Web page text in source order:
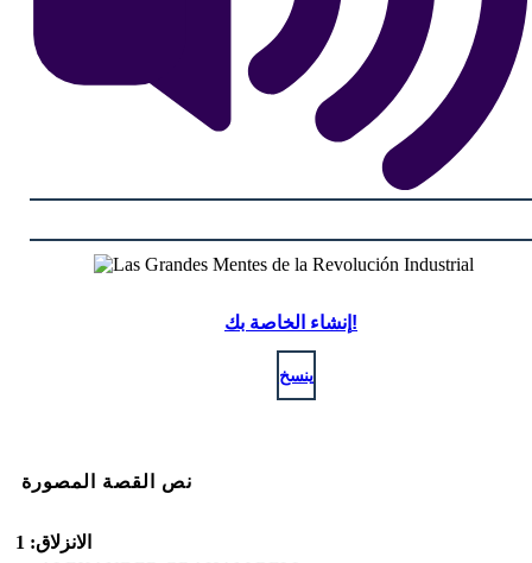
إنشاء الخاصة بك!
ينسخ
نص القصة المصورة
الانزلاق: 1